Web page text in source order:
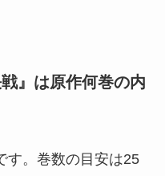
』は原作何巻の内
す。巻数の目安は25